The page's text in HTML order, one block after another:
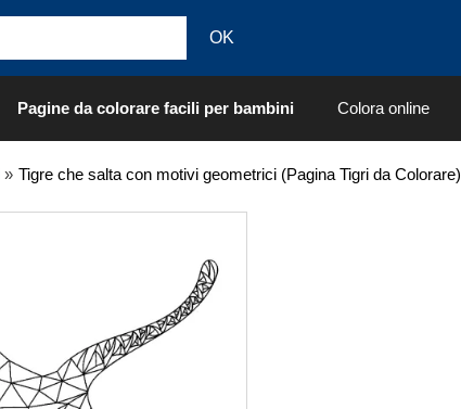
Pagine da colorare facili per bambini Colora online
» Tigre che salta con motivi geometrici (Pagina Tigri da Colorare)